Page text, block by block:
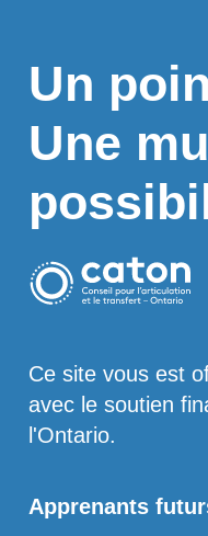
Un
Une
Ce site vous est
avec le soutien
l'Ontario.
Apprenants